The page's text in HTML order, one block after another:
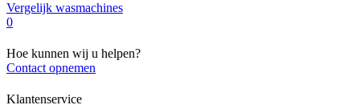
Vergelijk wasmachines
0
Hoe kunnen wij u helpen?
Contact opnemen
Klantenservice